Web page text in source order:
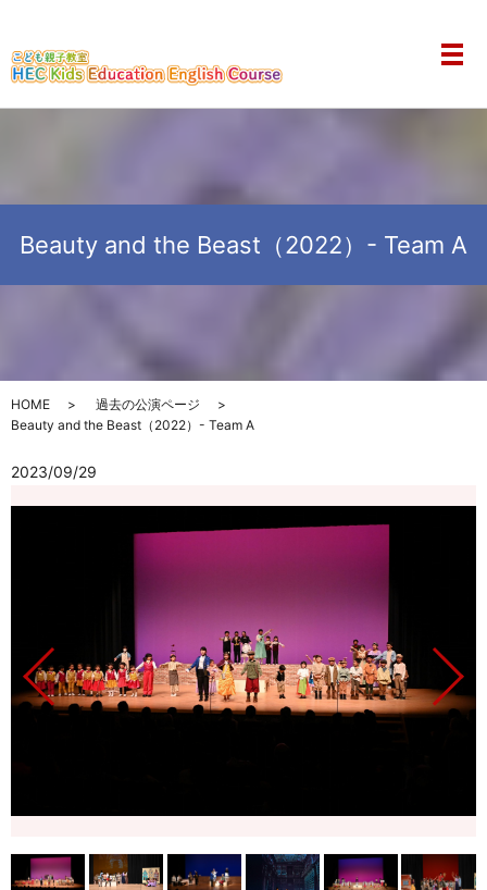
メ
Beauty and the Beast（2022）- Team A
HOME
過去の公演ページ
Beauty and the Beast（2022）- Team A
2023/09/29